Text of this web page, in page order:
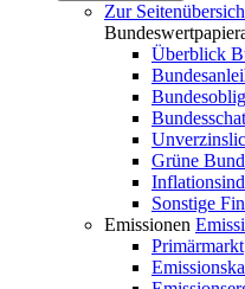
Zur
Überblick
Grüne
Sonstige
Emissionen
Primärmarkt